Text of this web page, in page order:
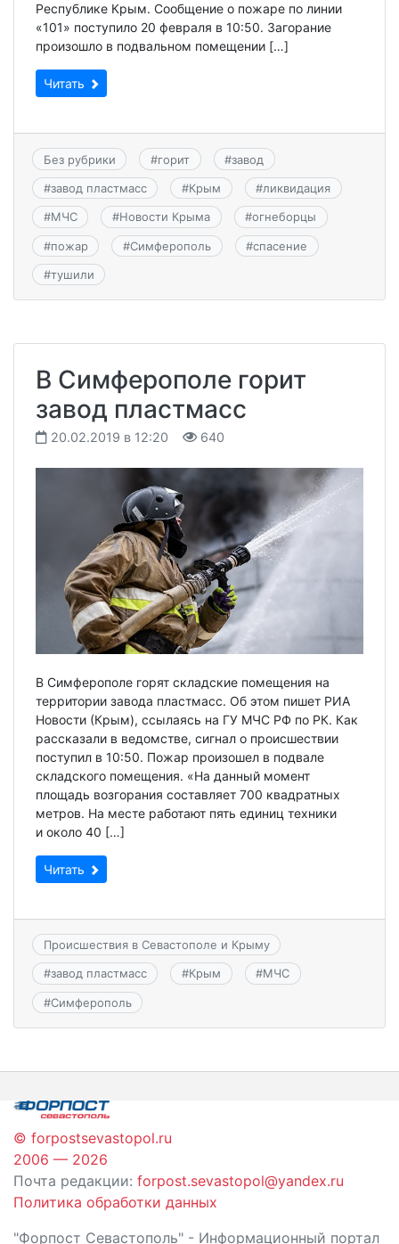
Республике Крым. Сообщение о пожаре по линии
«101» поступило 20 февраля в 10:50. Загорание
произошло в подвальном помещении […]
Читать
Без рубрики #горит #завод
#завод пластмасс #Крым #ликвидация
#МЧС #Новости Крыма #огнеборцы
#пожар #Симферополь #спасение
#тушили
В Симферополе горит
завод пластмасс
20.02.2019 в 12:20 640
В Симферополе горят складские помещения на
территории завода пластмасс. Об этом пишет РИА
Новости (Крым), ссылаясь на ГУ МЧС РФ по РК. Как
рассказали в ведомстве, сигнал о происшествии
поступил в 10:50. Пожар произошел в подвале
складского помещения. «На данный момент
площадь возгорания составляет 700 квадратных
метров. На месте работают пять единиц техники
и около 40 […]
Читать
Происшествия в Севастополе и Крыму
#завод пластмасс #Крым #МЧС
#Симферополь
© forpostsevastopol.ru
2006 — 2026
Почта редакции: forpost.sevastopol@yandex.ru
Политика обработки данных
"Форпост Севастополь" - Информационный портал